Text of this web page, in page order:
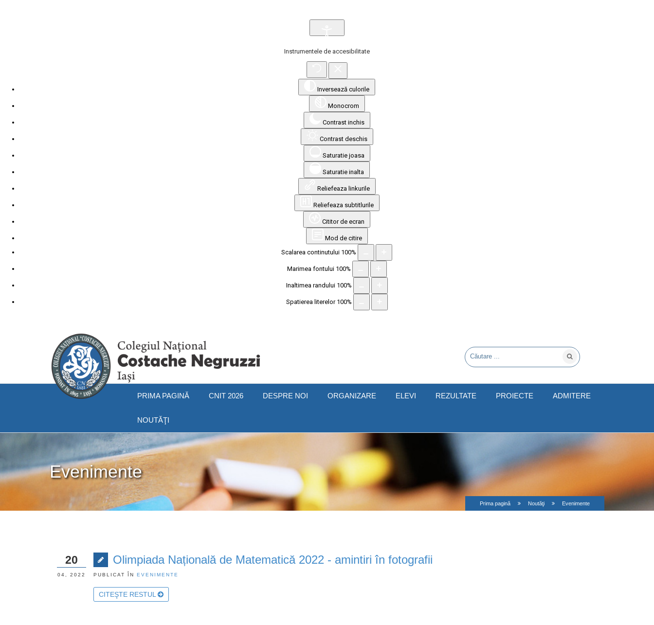
Instrumentele de accesibilitate
Inversează culorile
Monocrom
Contrast inchis
Contrast deschis
Saturatie joasa
Saturatie inalta
Reliefeaza linkurile
Reliefeaza subtitlurile
Cititor de ecran
Mod de citire
Scalarea continutului 100%
Marimea fontului 100%
Inaltimea randului 100%
Spatierea literelor 100%
PRIMA PAGINĂ CNIT 2026 DESPRE NOI ORGANIZARE ELEVI REZULTATE PROIECTE ADMITERE
NOUTĂŢI
Evenimente
Prima pagină Noutăţi Evenimente
Olimpiada Națională de Matematică 2022 - amintiri în fotografii
PUBLICAT ÎN EVENIMENTE
CITEŞTE RESTUL
20
04, 2022